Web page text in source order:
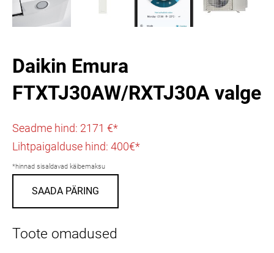
Daikin Emura
FTXTJ30AW/RXTJ30A valge
Seadme hind: 2171 €*
Lihtpaigalduse hind: 400€*
*hinnad sisaldavad käibemaksu
SAADA PÄRING
Toote omadused